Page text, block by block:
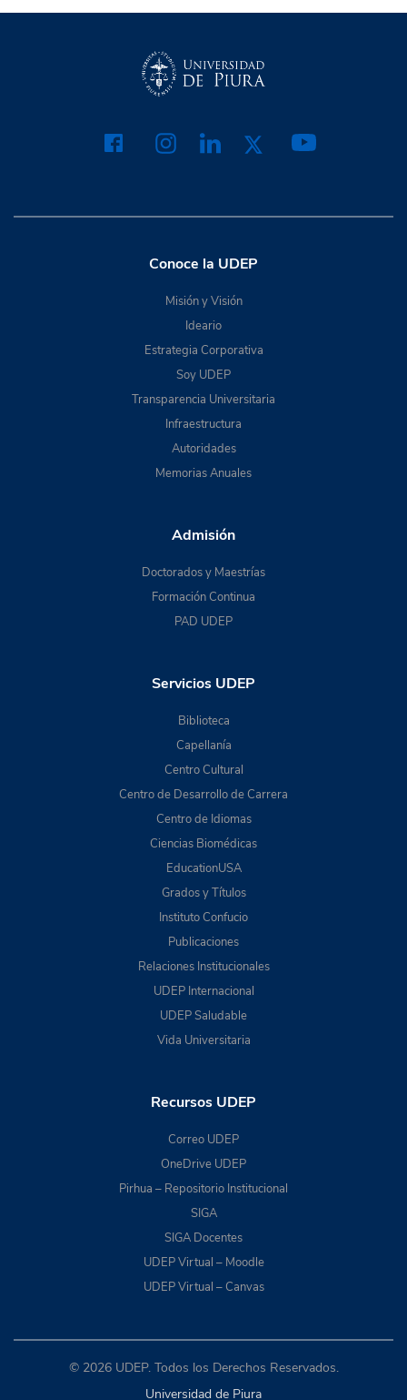
Conoce la UDEP
Misión y Visión
Ideario
Estrategia Corporativa
Soy UDEP
Transparencia Universitaria
Infraestructura
Autoridades
Memorias Anuales
Admisión
Doctorados y Maestrías
Formación Continua
PAD UDEP
Servicios UDEP
Biblioteca
Capellanía
Centro Cultural
Centro de Desarrollo de Carrera
Centro de Idiomas
Ciencias Biomédicas
EducationUSA
Grados y Títulos
Instituto Confucio
Publicaciones
Relaciones Institucionales
UDEP Internacional
UDEP Saludable
Vida Universitaria
Recursos UDEP
Correo UDEP
OneDrive UDEP
Pirhua – Repositorio Institucional
SIGA
SIGA Docentes
UDEP Virtual – Moodle
UDEP Virtual – Canvas
© 2026 UDEP. Todos los Derechos Reservados.
Universidad de Piura